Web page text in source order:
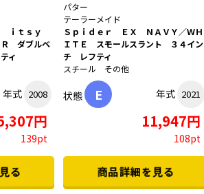
ｉｔｓｙ
Ｒ ダブルベ
ィ
年式 2008
円
139pt
パター
テーラーメイド
Ｓｐｉｄｅｒ ＥＸ ＮＡＶＹ／ＷＨ
ＩＴＥ スモールスラント ３４イン
チ レフティ
スチール その他
状態 E 年式 2021
11,947円
108pt